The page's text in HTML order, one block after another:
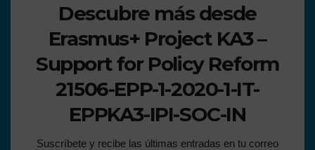
Descubre más desde
Erasmus+ Project KA3 –
Support for Policy Reform
21506-EPP-1-2020-1-IT-
EPPKA3-IPI-SOC-IN
Suscríbete y recibe las últimas entradas en tu correo